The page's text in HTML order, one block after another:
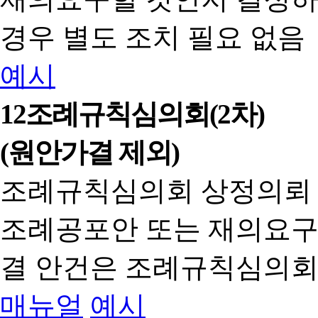
경우 별도 조치 필요 없음
예시
12조례규칙심의회(2차)
(원안가결 제외)
조례규칙심의회 상정의
조례공포안 또는 재의요
결 안건은 조례규칙심의
매뉴얼 예시